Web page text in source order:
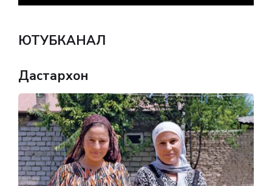
ЮТУБКАНАЛ
Дастархон